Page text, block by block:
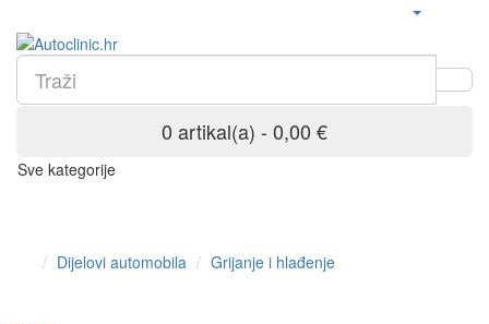
0 artikal(a) - 0,00 €
Sve kategorije
Dijelovi automobila Grijanje i hlađenje